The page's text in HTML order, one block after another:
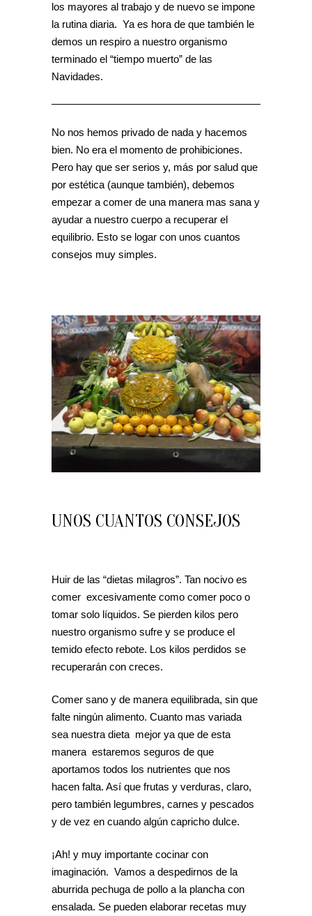
los mayores al trabajo y de nuevo se impone
la rutina diaria. Ya es hora de que también le
demos un respiro a nuestro organismo
terminado el “tiempo muerto” de las
Navidades.
No nos hemos privado de nada y hacemos
bien. No era el momento de prohibiciones.
Pero hay que ser serios y, más por salud que
por estética (aunque también), debemos
empezar a comer de una manera mas sana y
ayudar a nuestro cuerpo a recuperar el
equilibrio. Esto se logar con unos cuantos
consejos muy simples.
UNOS CUANTOS CONSEJOS
Huir de las “dietas milagros”. Tan nocivo es
comer excesivamente como comer poco o
tomar solo líquidos. Se pierden kilos pero
nuestro organismo sufre y se produce el
temido efecto rebote. Los kilos perdidos se
recuperarán con creces.
Comer sano y de manera equilibrada, sin que
falte ningún alimento. Cuanto mas variada
sea nuestra dieta mejor ya que de esta
manera estaremos seguros de que
aportamos todos los nutrientes que nos
hacen falta. Así que frutas y verduras, claro,
pero también legumbres, carnes y pescados
y de vez en cuando algún capricho dulce.
¡Ah! y muy importante cocinar con
imaginación. Vamos a despedirnos de la
aburrida pechuga de pollo a la plancha con
ensalada. Se pueden elaborar recetas muy